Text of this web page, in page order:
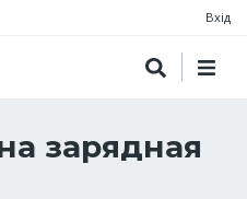
Вхід
зарядная